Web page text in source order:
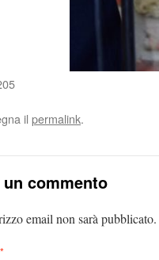
il permalink.
commento
email non sarà pubblicato.
*